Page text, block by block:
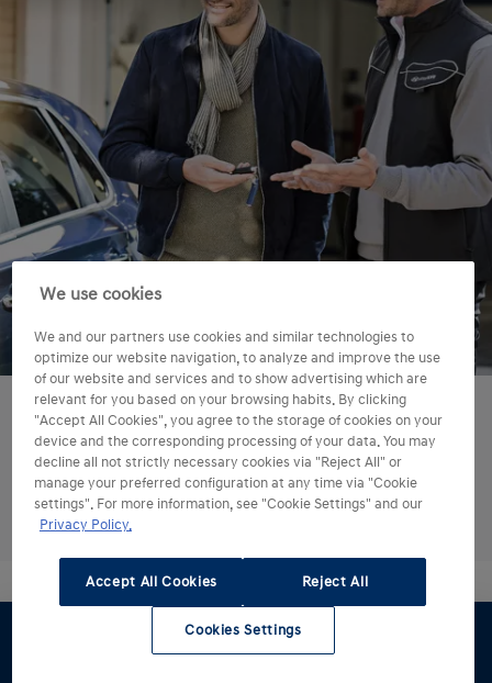
Ønsker du å prøve en av våre modeller?
Bestill prøvekjøring
We use cookies
We and our partners use cookies and similar technologies to
optimize our website navigation, to analyze and improve the use
of our website and services and to show advertising which are
relevant for you based on your browsing habits. By clicking
"Accept All Cookies", you agree to the storage of cookies on your
device and the corresponding processing of your data. You may
decline all not strictly necessary cookies via "Reject All" or
manage your preferred configuration at any time via "Cookie
settings". For more information, see "Cookie Settings" and our
Privacy Policy.
Accept All Cookies Reject All
Cookies Settings